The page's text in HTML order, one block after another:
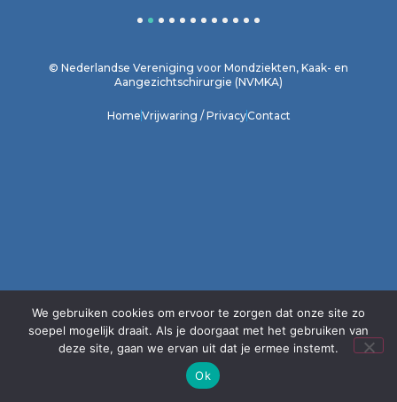
5 6 7 8 9 1011 12
© Nederlandse Vereniging voor Mondziekten, Kaak- en
Aangezichtschirurgie (NVMKA)
HomeVrijwaring / PrivacyContact
We gebruiken cookies om ervoor te zorgen dat onze site zo
soepel mogelijk draait. Als je doorgaat met het gebruiken van
deze site, gaan we ervan uit dat je ermee instemt.
Ok